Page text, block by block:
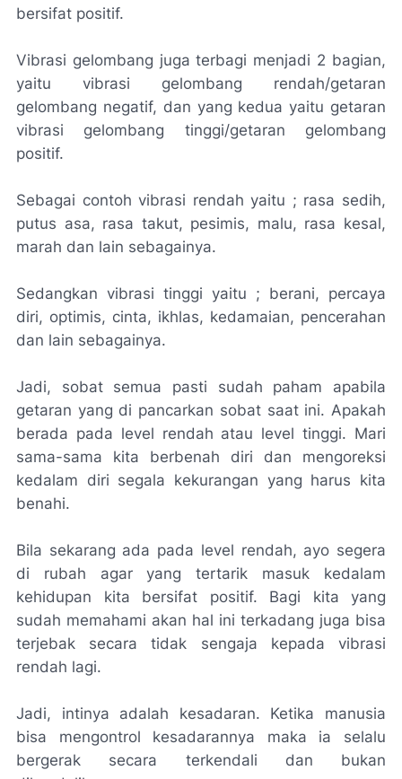
bersifat positif.
Vibrasi gelombang juga terbagi menjadi 2 bagian,
yaitu vibrasi gelombang rendah/getaran
gelombang negatif, dan yang kedua yaitu getaran
vibrasi gelombang tinggi/getaran gelombang
positif.
Sebagai contoh vibrasi rendah yaitu ; rasa sedih,
putus asa, rasa takut, pesimis, malu, rasa kesal,
marah dan lain sebagainya.
Sedangkan vibrasi tinggi yaitu ; berani, percaya
diri, optimis, cinta, ikhlas, kedamaian, pencerahan
dan lain sebagainya.
Jadi, sobat semua pasti sudah paham apabila
getaran yang di pancarkan sobat saat ini. Apakah
berada pada level rendah atau level tinggi. Mari
sama-sama kita berbenah diri dan mengoreksi
kedalam diri segala kekurangan yang harus kita
benahi.
Bila sekarang ada pada level rendah, ayo segera
di rubah agar yang tertarik masuk kedalam
kehidupan kita bersifat positif. Bagi kita yang
sudah memahami akan hal ini terkadang juga bisa
terjebak secara tidak sengaja kepada vibrasi
rendah lagi.
Jadi, intinya adalah kesadaran. Ketika manusia
bisa mengontrol kesadarannya maka ia selalu
bergerak secara terkendali dan bukan